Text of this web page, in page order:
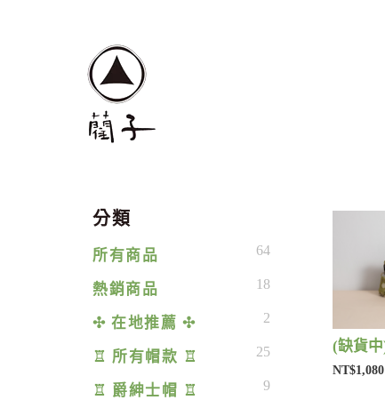
分類
所有商品 64
熱銷商品 18
✣ 在地推薦 ✣ 2
♖ 所有帽款 ♖ 25
♖ 爵紳士帽 ♖ 9
NT$1,080